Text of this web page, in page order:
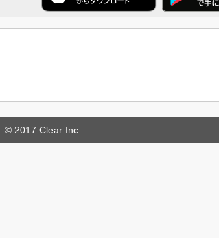
© 2017 Clear Inc.